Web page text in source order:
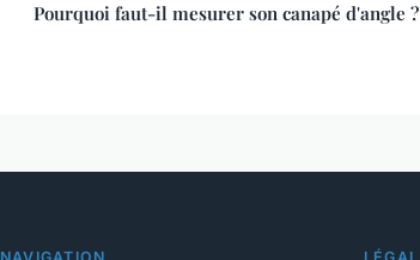
Pourquoi faut-il mesurer son canapé d'angle ?